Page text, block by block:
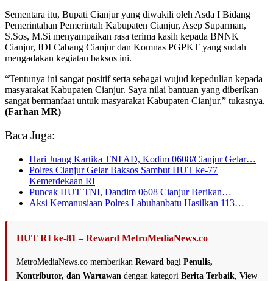
Sementara itu, Bupati Cianjur yang diwakili oleh Asda I Bidang
Pemerintahan Pemerintah Kabupaten Cianjur, Asep Suparman,
S.Sos, M.Si menyampaikan rasa terima kasih kepada BNNK
Cianjur, IDI Cabang Cianjur dan Komnas PGPKT yang sudah
mengadakan kegiatan baksos ini.
“Tentunya ini sangat positif serta sebagai wujud kepedulian kepada
masyarakat Kabupaten Cianjur. Saya nilai bantuan yang diberikan
sangat bermanfaat untuk masyarakat Kabupaten Cianjur,” tukasnya.
(Farhan MR)
Baca Juga:
Hari Juang Kartika TNI AD, Kodim 0608/Cianjur Gelar…
Polres Cianjur Gelar Baksos Sambut HUT ke-77
Kemerdekaan RI
Puncak HUT TNI, Dandim 0608 Cianjur Berikan…
Aksi Kemanusiaan Polres Labuhanbatu Hasilkan 113…
HUT RI ke-81 – Reward MetroMediaNews.co
MetroMediaNews.co memberikan Reward bagi Penulis,
Kontributor, dan Wartawan dengan kategori Berita Terbaik View